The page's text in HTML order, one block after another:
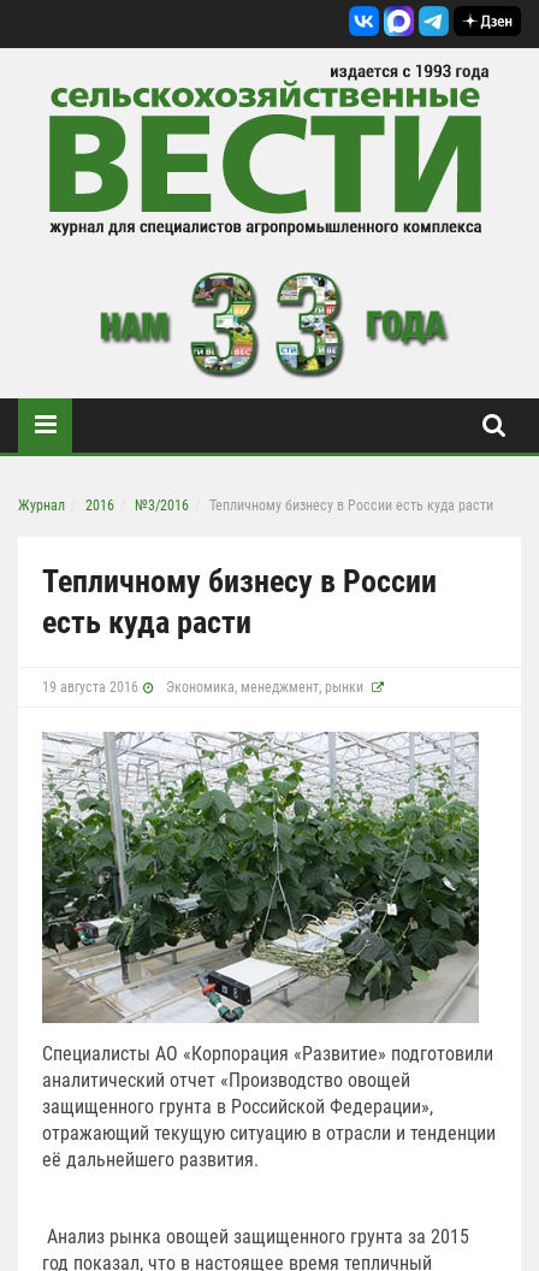
Журнал 2016 №3/2016 Тепличному бизнесу в России есть куда расти
Тепличному бизнесу в России
есть куда расти
19 августа 2016 Экономика, менеджмент, рынки
Специалисты АО «Корпорация «Развитие» подготовили
аналитический отчет «Производство овощей
защищенного грунта в Российской Федерации»,
отражающий текущую ситуацию в отрасли и тенденции
её дальнейшего развития.
Анализ рынка овощей защищенного грунта за 2015
год показал, что в настоящее время тепличный